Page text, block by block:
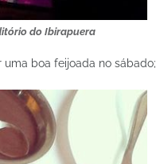
do Ibirapuera
uma boa feijoada no sábado;